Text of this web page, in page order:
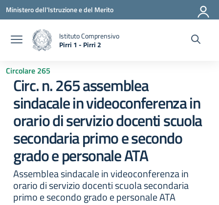
Vai ai contenuti
Vai al menu di navigazione
Vai al footer
Ministero dell'Istruzione e del Merito
Istituto Comprensivo
Pirri 1 - Pirri 2
Circolare 265
Circ. n. 265 assemblea
sindacale in videoconferenza in
orario di servizio docenti scuola
secondaria primo e secondo
grado e personale ATA
Assemblea sindacale in videoconferenza in
orario di servizio docenti scuola secondaria
primo e secondo grado e personale ATA